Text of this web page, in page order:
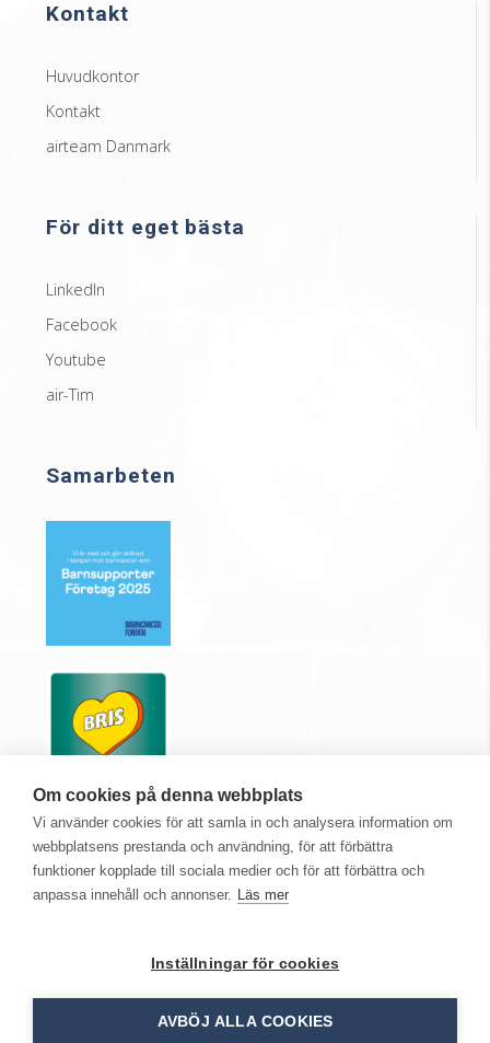
Kontakt
Huvudkontor
Kontakt
airteam Danmark
För ditt eget bästa
LinkedIn
Facebook
Youtube
air-Tim
Samarbeten
Om cookies på denna webbplats
Vi använder cookies för att samla in och analysera information om
webbplatsens prestanda och användning, för att förbättra
funktioner kopplade till sociala medier och för att förbättra och
anpassa innehåll och annonser. Läs mer
Inställningar för cookies
AVBÖJ ALLA COOKIES